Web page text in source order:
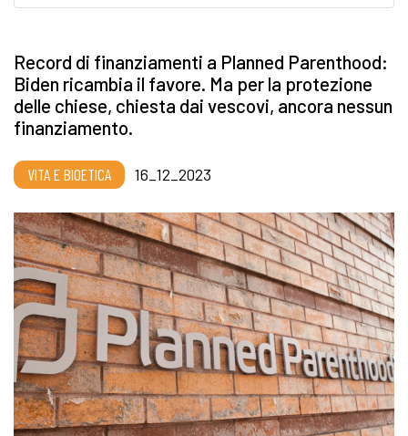
Record di finanziamenti a Planned Parenthood:
Biden ricambia il favore. Ma per la protezione
delle chiese, chiesta dai vescovi, ancora nessun
finanziamento.
VITA E BIOETICA 16_12_2023